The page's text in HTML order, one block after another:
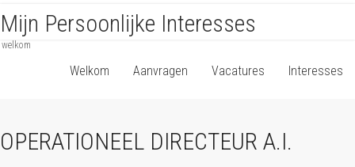
Mijn Persoonlijke Interesses
welkom
Welkom Aanvragen Vacatures Interesses
OPERATIONEEL DIRECTEUR A.I.